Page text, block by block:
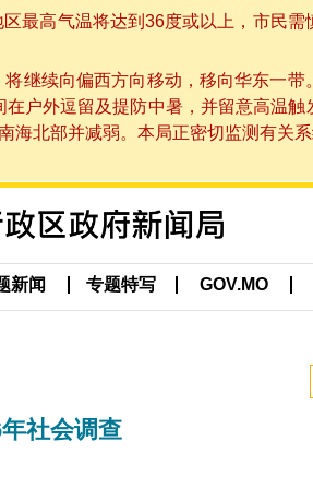
最高气温将达到36度或以上，市民
继续向偏西方向移动，移向华东一
户外逗留及提防中暑，并留意高温
海北部并减弱。本局正密切监测有关
新闻 专题特写 GOV.MO
社会调查